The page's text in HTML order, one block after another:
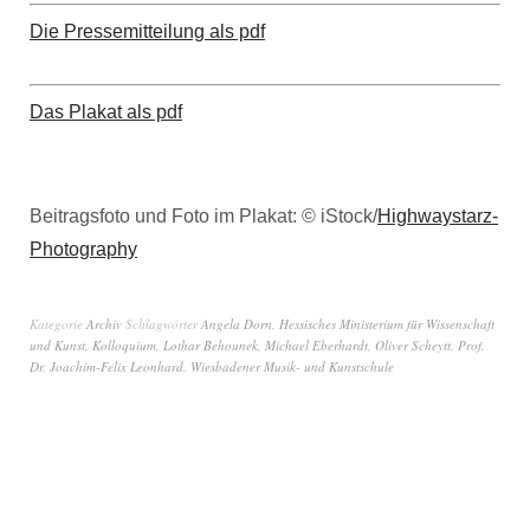
Die Pressemitteilung als pdf
Das Plakat als pdf
Beitragsfoto und Foto im Plakat: © iStock/Highwaystarz-
Photography
Kategorie Archiv SchlagwörterAngela Dorn, Hessisches Ministerium für Wissenschaft
und Kunst, Kolloquium, Lothar Behounek, Michael Eberhardt, Oliver Scheytt, Prof.
Dr. Joachim-Felix Leonhard, Wiesbadener Musik- und Kunstschule